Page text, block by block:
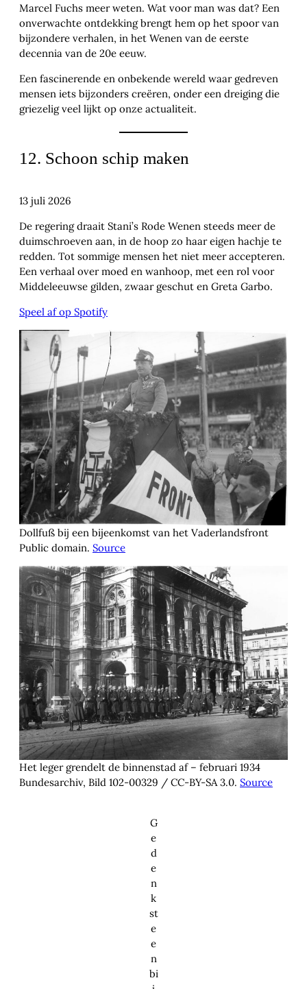
Marcel Fuchs meer weten. Wat voor man was dat? Een
onverwachte ontdekking brengt hem op het spoor van
bijzondere verhalen, in het Wenen van de eerste
decennia van de 20e eeuw.
Een fascinerende en onbekende wereld waar gedreven
mensen iets bijzonders creëren, onder een dreiging die
griezelig veel lijkt op onze actualiteit.
12. Schoon schip maken
13 juli 2026
De regering draait Stani’s Rode Wenen steeds meer de
duimschroeven aan, in de hoop zo haar eigen hachje te
redden. Tot sommige mensen het niet meer accepteren.
Een verhaal over moed en wanhoop, met een rol voor
Middeleeuwse gilden, zwaar geschut en Greta Garbo.
Speel af op Spotify
Dollfuß bij een bijeenkomst van het Vaderlandsfront
Public domain. Source
Het leger grendelt de binnenstad af – februari 1934
Bundesarchiv, Bild 102-00329 / CC-BY-SA 3.0. Source
G
e
d
e
n
k
st
e
e
n
bi